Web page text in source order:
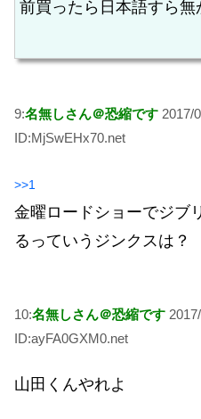
前買ったら日本語すら無
9:名無しさん＠恐縮です 2017/
ID:MjSwEHx70.net
>>1
金曜ロードショーでジブ
るっていうジンクスは？
10:名無しさん＠恐縮です
ID:ayFA0GXM0.net
山田くんやれよ